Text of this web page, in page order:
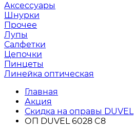
Аксессуары
Шнурки
Прочее
Лупы
Салфетки
Цепочки
Пинцеты
Линейка оптическая
Главная
Акция
Скидка на оправы DUVEL
ОП DUVEL 6028 C8